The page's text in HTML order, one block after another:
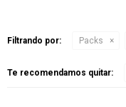
Filtrando por: Packs
Te recomendamos quitar: